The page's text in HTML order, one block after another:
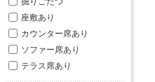
座敷あり
カウンター席あり
ソファー席あり
テラス席あり